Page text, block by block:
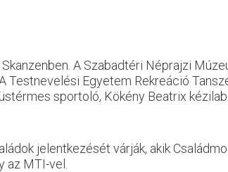
A Szabadtéri Néprajzi
Egyetem Rekreáció
sportoló, Kökény Beatrix
jelentkezését várják, akik
MTI-vel.